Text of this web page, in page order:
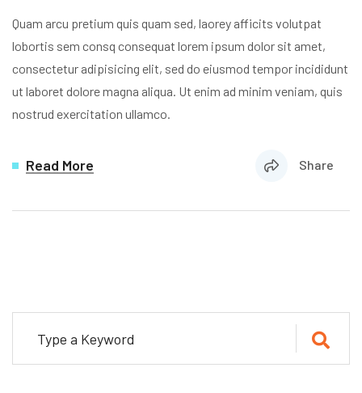
Quam arcu pretium quis quam sed, laorey afficits volutpat
lobortis sem consq consequat lorem ipsum dolor sit amet,
consectetur adipisicing elit, sed do eiusmod tempor incididunt
ut laboret dolore magna aliqua. Ut enim ad minim veniam, quis
nostrud exercitation ullamco.
Read More Share